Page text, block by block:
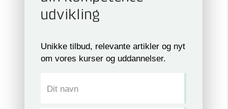
udvikling
Unikke tilbud, relevante artikler og nyt
om vores kurser og uddannelser.
Dit navn